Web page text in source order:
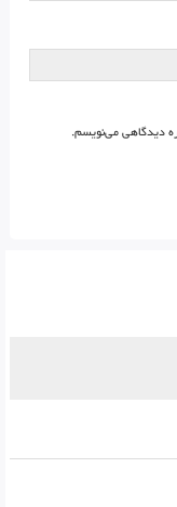
دیدگاهی می‌نویسم.